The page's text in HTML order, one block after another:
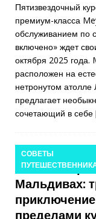
Пятизвездочный
премиум-класса
обслуживанием по
включено» ждет
октября 2025 года.
расположен на
нетронутом атолле
предлагает
сочетающий в себе
СОВЕТЫ
вие по
Мальдивах:
пределами